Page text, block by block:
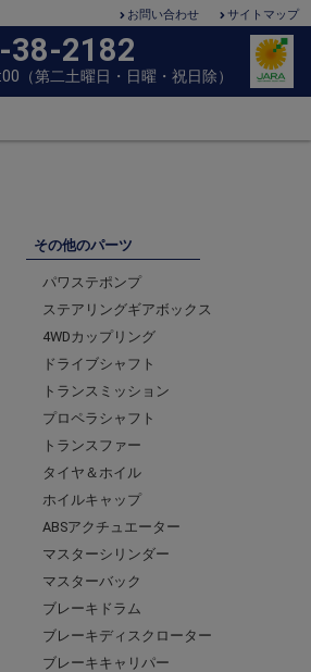
お問い合わせ サイトマップ
38-2182
:00 （第二土曜日 ・ 日曜 ・ 祝日 除）
その他のパーツ
パワステポンプ
ステアリングギアボックス
4WDカップリング
ドライブシャフト
トランスミッション
プロペラシャフト
トランスファー
タイヤ＆ホイル
ホイルキャップ
ABSアクチュエーター
マスターシリンダー
マスターバック
ブレーキドラム
ブレーキディスクローター
ブレーキキャリパー